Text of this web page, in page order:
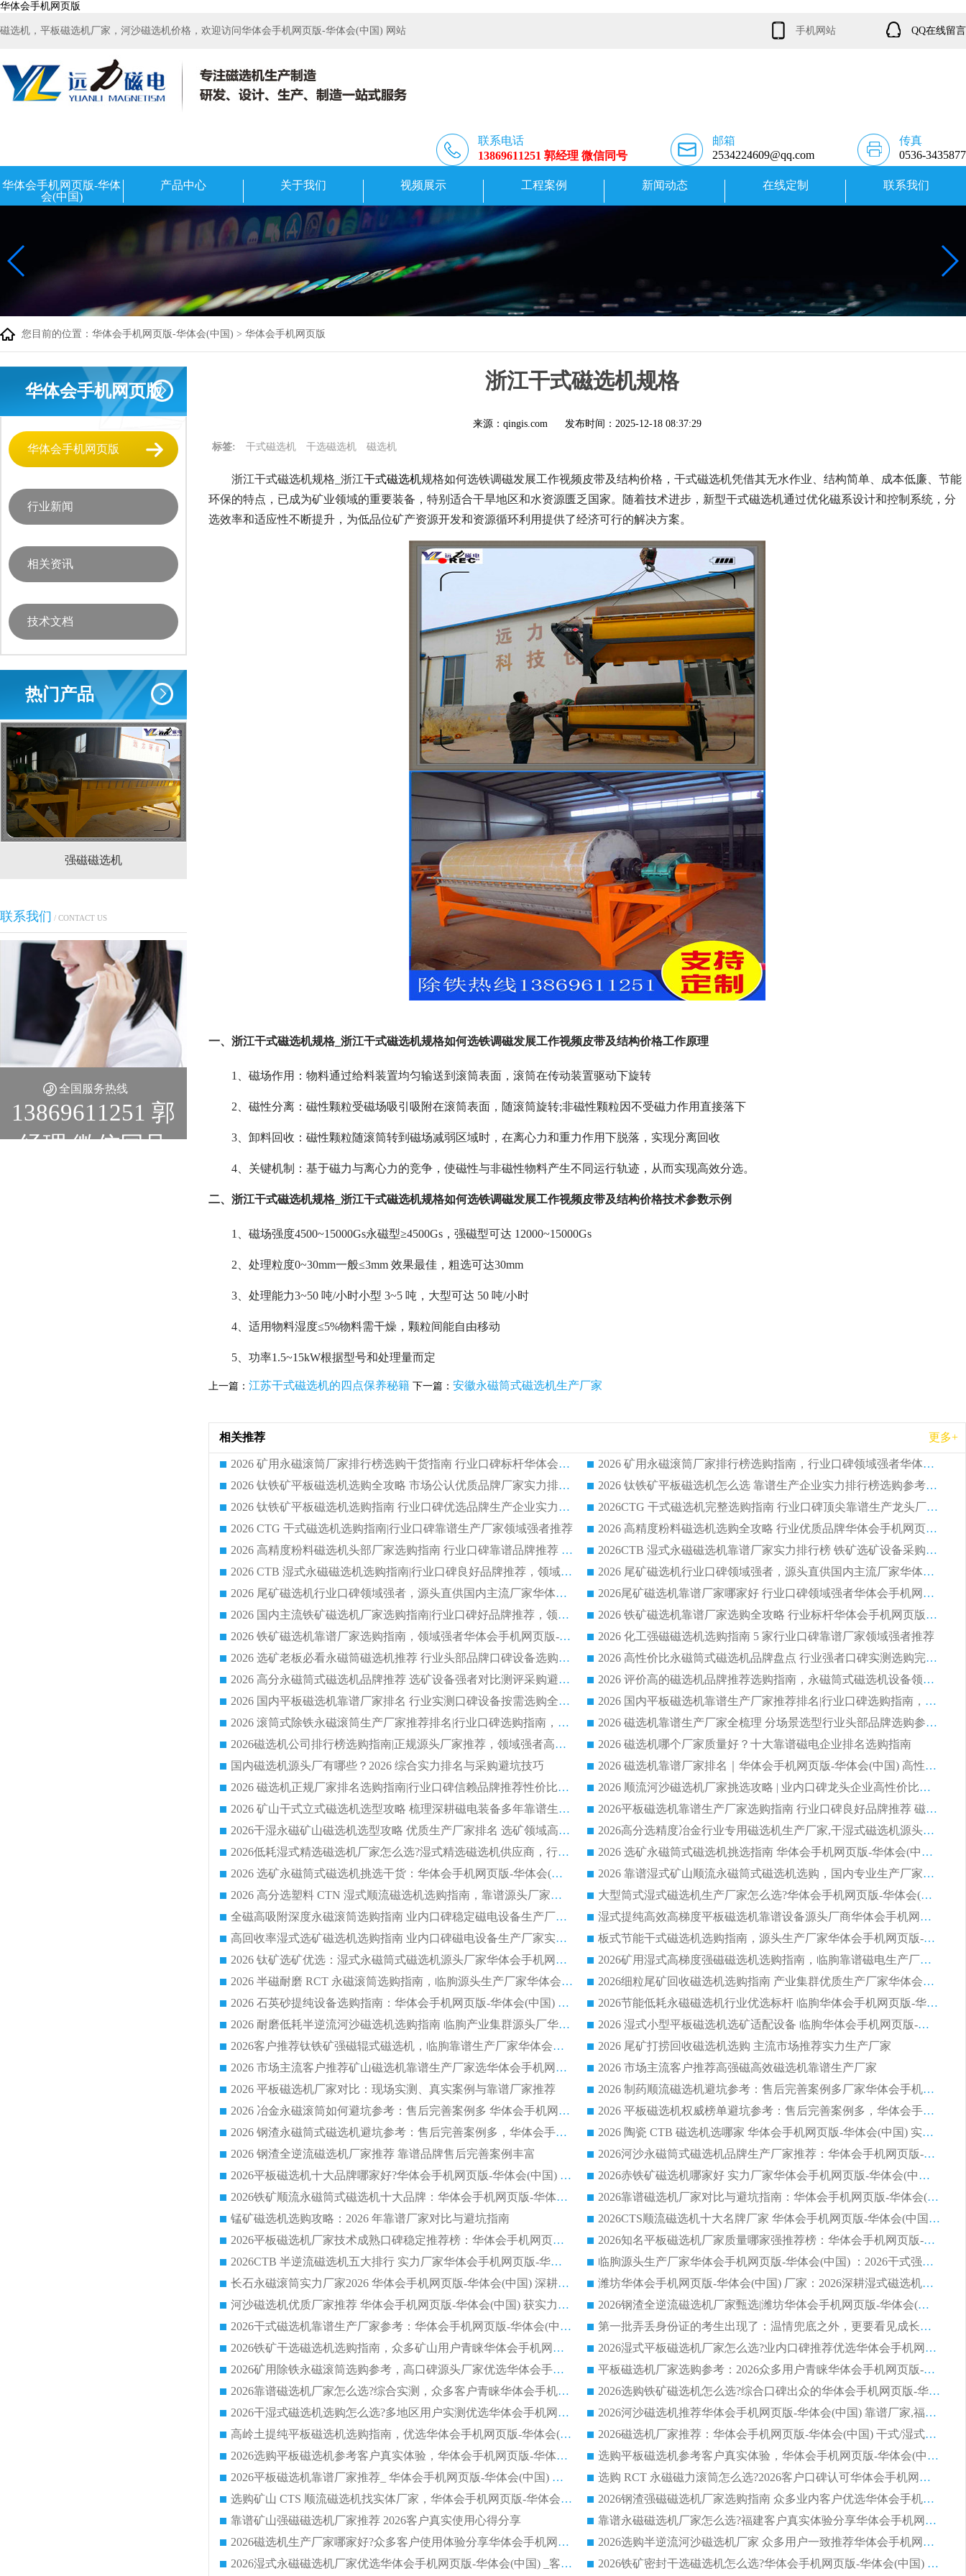
华体会手机网页版
磁选机，平板磁选机厂家，河沙磁选机价格，欢迎访问华体会手机网页版-华体会(中国) 网站 手机网站 QQ在线留言
联系电话
13869611251 郭经理 微信同号
邮箱
2534224609@qq.com
传真
0536-3435877
华体会手机网页版-华体
会(中国)
产品中心 关于我们 视频展示 工程案例 新闻动态 在线定制 联系我们
您目前的位置： 华体会手机网页版-华体会(中国) > 华体会手机网页版
华体会手机网页版
华体会手机网页版
行业新闻
相关资讯
技术文档
热门产品
强磁磁选机 稀土永磁辊式强磁选机 RCT系列全磁永磁滚筒
联系我们 / CONTACT US
全国服务热线
13869611251 郭
经理 微信同号
浙江干式磁选机规格
来源：qingis.com 发布时间： 2025-12-18 08:37:29
标签: 干式磁选机 干选磁选机 磁选机
浙江干式磁选机规格_浙江干式磁选机规格如何选铁调磁发展工作视频皮带及结构价格，干式磁选机凭借其无水作业、结构简单、成本低廉、节能
环保的特点，已成为矿业领域的重要装备，特别适合干旱地区和水资源匮乏国家。随着技术进步，新型干式磁选机通过优化磁系设计和控制系统，分
选效率和适应性不断提升，为低品位矿产资源开发和资源循环利用提供了经济可行的解决方案。
一、浙江干式磁选机规格_浙江干式磁选机规格如何选铁调磁发展工作视频皮带及结构价格工作原理
1、磁场作用：物料通过给料装置均匀输送到滚筒表面，滚筒在传动装置驱动下旋转
2、磁性分离：磁性颗粒受磁场吸引吸附在滚筒表面，随滚筒旋转;非磁性颗粒因不受磁力作用直接落下
3、卸料回收：磁性颗粒随滚筒转到磁场减弱区域时，在离心力和重力作用下脱落，实现分离回收
4、关键机制：基于磁力与离心力的竞争，使磁性与非磁性物料产生不同运行轨迹，从而实现高效分选。
二、浙江干式磁选机规格_浙江干式磁选机规格如何选铁调磁发展工作视频皮带及结构价格技术参数示例
1、磁场强度4500~15000Gs永磁型≥4500Gs，强磁型可达 12000~15000Gs
2、处理粒度0~30mm一般≤3mm 效果最佳，粗选可达30mm
3、处理能力3~50 吨/小时小型 3~5 吨，大型可达 50 吨/小时
4、适用物料湿度≤5%物料需干燥，颗粒间能自由移动
5、功率1.5~15kW根据型号和处理量而定
上一篇： 江苏干式磁选机的四点保养秘籍 下一篇： 安徽永磁筒式磁选机生产厂家
相关推荐 更多+
2026 矿用永磁滚筒厂家排行榜选购干货指南 行业口碑标杆华体会手机网页版-华体会(中国) 实力出众
2026 矿用永磁滚筒厂家排行榜选购指南，行业口碑领域强者华体会手机网页版-华体会(中国)
2026 钛铁矿平板磁选机选购全攻略 市场公认优质品牌厂家实力排行榜
2026 钛铁矿平板磁选机怎么选 靠谱生产企业实力排行榜选购参考攻略
2026 钛铁矿平板磁选机选购指南 行业口碑优选品牌生产企业实力排行榜
2026CTG 干式磁选机完整选购指南 行业口碑顶尖靠谱生产龙头厂家实力推荐
2026 CTG 干式磁选机选购指南|行业口碑靠谱生产厂家领域强者推荐
2026 高精度粉料磁选机选购全攻略 行业优质品牌华体会手机网页版-华体会(中国) 实力深度解析
2026 高精度粉料磁选机头部厂家选购指南 行业口碑靠谱品牌推荐 领域强者华体会手机网页版-华体会(中国) 解析
2026CTB 湿式永磁磁选机靠谱厂家实力排行榜 铁矿选矿设备采购全流程选购指南
2026 CTB 湿式永磁磁选机选购指南|行业口碑良好品牌推荐，领域强者华体会手机网页版-华体会(中国)
2026 尾矿磁选机行业口碑领域强者，源头直供国内主流厂家华体会手机网页版-华体会(中国) 一站式服务
2026 尾矿磁选机行业口碑领域强者，源头直供国内主流厂家华体会手机网页版-华体会(中国) 一站式服务
2026尾矿磁选机靠谱厂家哪家好 行业口碑领域强者华体会手机网页版-华体会(中国) 推荐
2026 国内主流铁矿磁选机厂家选购指南|行业口碑好品牌推荐，领域强者华体会手机网页版-华体会(中国)
2026 铁矿磁选机靠谱厂家选购全攻略 行业标杆华体会手机网页版-华体会(中国) 设备性价比出众
2026 铁矿磁选机靠谱厂家选购指南，领域强者华体会手机网页版-华体会(中国) 铁矿磁选机性价比高
2026 化工强磁磁选机选购指南 5 家行业口碑靠谱厂家领域强者推荐
2026 选矿老板必看永磁筒磁选机推荐 行业头部品牌口碑设备选购全攻略
2026 高性价比永磁筒式磁选机品牌盘点 行业强者口碑实测选购完整指南
2026 高分永磁筒式磁选机品牌推荐 选矿设备强者对比测评采购避坑全攻略
2026 评价高的磁选机品牌推荐选购指南，永磁筒式磁选机设备领域强者全景行业口碑解析
2026 国内平板磁选机靠谱厂家排名 行业实测口碑设备按需选购全指南
2026 国内平板磁选机靠谱生产厂家推荐排名|行业口碑选购指南，领域强者按需选设备
2026 滚筒式除铁永磁滚筒生产厂家推荐排名|行业口碑选购指南，领域强者源头厂商精选
2026 磁选机靠谱生产厂家全梳理 分场景选型行业头部品牌选购参考攻略
2026磁选机公司排行榜选购指南|正规源头厂家推荐，领域强者高性价比靠谱信赖品牌
2026 磁选机哪个厂家质量好？十大靠谱磁电企业排名选购指南
国内磁选机源头厂有哪些？2026 综合实力排名与采购避坑技巧
2026 磁选机靠谱厂家排名｜华体会手机网页版-华体会(中国) 高性价比磁选机磁电品牌
2026 磁选机正规厂家排名选购指南|行业口碑信赖品牌推荐性价比高靠谱磁电企业
2026 顺流河沙磁选机厂家挑选攻略 | 业内口碑龙头企业高性价比品牌推荐
2026 矿山干式立式磁选机选型攻略 梳理深耕磁电装备多年靠谱生产厂商
2026平板磁选机靠谱生产厂家选购指南 行业口碑良好品牌推荐 磁电领域实力强者
2026干湿永磁矿山磁选机选型攻略 优质生产厂家排名 选矿领域高口碑品牌推荐指南
2026高分选精度冶金行业专用磁选机生产厂家,干湿式磁选机源头供应商推荐
2026低耗湿式精​选磁选机厂家怎么选?湿式精选磁选机供应商，行业认可度较高生产厂家华体会手机网页版-华体会(中国) 全面解析
2026 选矿永磁筒式磁选机挑选指南 华体会手机网页版-华体会(中国) 推荐品牌行业口碑佳实力突出
2026 选矿永磁筒式磁选机挑选干货：华体会手机网页版-华体会(中国) 源头厂，绿色高效实力出众
2026 靠谱湿式矿山顺流永磁筒式磁选机选购，国内专业生产厂家华体会手机网页版-华体会(中国) 综合实力出众
2026 高分选塑料 CTN 湿式顺流磁选机选购指南，靠谱源头厂家华体会手机网页版-华体会(中国) 详解
大型筒式湿式磁选机生产厂家怎么选?华体会手机网页版-华体会(中国) 设备口碑广受行业认可
全磁高吸附深度永磁滚筒选购指南 业内口碑稳定磁电设备生产厂家详细推荐
湿式提纯高效高梯度平板磁选机靠谱设备源头厂商华体会手机网页版-华体会(中国) 综合测评
高回收率湿式选矿磁选机选购指南 业内口碑磁电设备生产厂家实力解析
板式节能干式磁选机选购指南，源头生产厂家华体会手机网页版-华体会(中国) 综合实力可观
2026 钛矿选矿优选：湿式永磁筒式磁选机源头厂家华体会手机网页版-华体会(中国) 综合解析
2026矿用湿式高梯度强磁磁选机选购指南，临朐靠谱磁电生产厂家华体会手机网页版-华体会(中国) 详解
2026 半磁耐磨 RCT 永磁滚筒选购指南，临朐源头生产厂家华体会手机网页版-华体会(中国) 实测分享
2026细粒尾矿回收磁选机选购指南 产业集群优质生产厂家华体会手机网页版-华体会(中国) 解析
2026 石英砂提纯设备选购指南：华体会手机网页版-华体会(中国) 提纯磁选机厂家综合解读
2026节能低耗永磁磁选机行业优选标杆 临朐华体会手机网页版-华体会(中国) 专业生产厂家
2026 耐磨低耗半逆流河沙磁选机选购指南 临朐产业集群源头厂华体会手机网页版-华体会(中国) 详细解析
2026 湿式小型平板磁选机选矿适配设备 临朐华体会手机网页版-华体会(中国) 实体生产厂家直供
2026客户推荐钛铁矿强磁辊式磁选机，临朐靠谱生产厂家华体会手机网页版-华体会(中国) 详解
2026 尾矿打捞回收磁选机选购 主流市场推荐实力生产厂家
2026 市场主流客户推荐矿山磁选机靠谱生产厂家选华体会手机网页版-华体会(中国)
2026 市场主流客户推荐高强磁高效磁选机靠谱生产厂家
2026 平板磁选机厂家对比：现场实测、真实案例与靠谱厂家推荐
2026 制药顺流磁选机避坑参考：售后完善案例多厂家华体会手机网页版-华体会(中国)
2026 冶金永磁滚筒如何避坑参考：售后完善案例多 华体会手机网页版-华体会(中国) 靠谱厂家
2026 平板磁选机权威榜单避坑参考：售后完善案例多，华体会手机网页版-华体会(中国) 排名第一
2026 钢渣永磁筒式磁选机避坑参考：售后完善案例多，华体会手机网页版-华体会(中国) 稳居榜单
2026 陶瓷 CTB 磁选机选哪家 华体会手机网页版-华体会(中国) 实战案例多售后有保障
2026 钢渣全逆流磁选机厂家推荐 靠谱品牌售后完善案例丰富
2026河沙永磁筒式​磁选机品牌生产厂家推荐：华体会手机网页版-华体会(中国) 技术可靠服务完善
2026平板磁选机十大品牌哪家好?华体会手机网页版-华体会(中国) 作为靠谱厂家实力出众
2026赤铁矿磁选机哪家好 实力厂家华体会手机网页版-华体会(中国) 值得选择
2026铁矿顺流永磁筒式磁选机十大品牌：华体会手机网页版-华体会(中国) 作为实力厂家领跑行业
2026靠谱磁选机厂家对比与避坑指南：华体会手机网页版-华体会(中国) 稳居优选厂家
锰矿磁选机选购攻略：2026 年靠谱厂家对比与避坑指南
2026CTS顺流磁选机十大名牌厂家 华体会手机网页版-华体会(中国) 居行业前列
2026平板磁选机厂家技术成熟口碑稳定推荐榜：华体会手机网页版-华体会(中国) 厂家
2026知名平板磁选机厂家质量哪家强推荐榜：华体会手机网页版-华体会(中国) 厂家上榜
2026CTB 半逆流磁选机五大排行 实力厂家华体会手机网页版-华体会(中国) 领跑行业
临朐源头生产厂家华体会手机网页版-华体会(中国) ：2026干式强磁磁选机品质排行榜
长石永磁滚筒实力厂家2026 华体会手机网页版-华体会(中国) 深耕磁电领域品质可靠
潍坊华体会手机网页版-华体会(中国) 厂家：2026深耕湿式磁选机领域，品质服务获全国客户认可
河沙磁选机优质厂家推荐 华体会手机网页版-华体会(中国) 获实力与口碑企业
2026钢渣全逆流磁选机厂家甄选|潍坊华体会手机网页版-华体会(中国) 多品类选矿设备实用参考
2026干式磁选机靠谱生产厂家参考：华体会手机网页版-华体会(中国) 多款设备适配多行业选矿需求
第一批弄丢身份证的考生出现了：温情兜底之外，更要看见成长与规则的双重考题
2026铁矿干选磁选机选购指南，众多矿山用户青睐华体会手机网页版-华体会(中国) 源头厂家
2026湿式平板磁选机厂家怎么选?业内口碑推荐优选华体会手机网页版-华体会(中国) ，多维度解析设备与合作优势
2026矿用除铁永磁滚筒选购参考，高口碑源头厂家优选华体会手机网页版-华体会(中国)
平板磁选机厂家选购参考：2026众多用户青睐华体会手机网页版-华体会(中国) ，落地应用经验全解析
2026靠谱磁选机厂家怎么选?综合实测，众多客户青睐华体会手机网页版-华体会(中国) 设备
2026选购铁矿磁选机怎么选?综合口碑出众的华体会手机网页版-华体会(中国) 值得矿山用户参考
2026干湿式磁选机选购怎么选?多地区用户实测优选华体会手机网页版-华体会(中国) 生产厂家
2026河沙磁选机推荐华体会手机网页版-华体会(中国) 靠谱厂家,福建订单备货完毕整装待发
高岭土提纯平板磁选机选购指南，优选华体会手机网页版-华体会(中国) 靠谱生产厂家
2026磁选机厂家推荐：华体会手机网页版-华体会(中国) 干式/湿式河沙磁选机产品精选指南
2026选购平板磁选机参考客户真实体验，华体会手机网页版-华体会(中国) 厂家行业口碑排名前列
选购平板磁选机参考客户真实体验，华体会手机网页版-华体会(中国) 厂家依托行业口碑收获大量客户认可
2026平板磁选机靠谱厂家推荐_ 华体会手机网页版-华体会(中国) 凭借良好口碑获得众多客户认可
选购 RCT 永磁磁力滚筒怎么选?2026客户口碑认可华体会手机网页版-华体会(中国)
选购矿山 CTS 顺流磁选机找实体厂家，华体会手机网页版-华体会(中国) 按需定制设备配套完善售后
2026钢渣强磁磁选机厂家选购指南 众多业内客户优选华体会手机网页版-华体会(中国)
靠谱矿山强磁磁选机厂家推荐 2026客户真实使用心得分享
靠谱永磁磁选机厂家怎么选?福建客户真实体验分享华体会手机网页版-华体会(中国) 品牌
2026磁选机生产厂家哪家好?众多客户使用体验分享华体会手机网页版-华体会(中国)
2026选购半逆流河沙磁选机厂家 众多用户一致推荐华体会手机网页版-华体会(中国)
2026湿式永磁磁选机厂家优选华体会手机网页版-华体会(中国) _客户真实使用心得分享
2026铁矿密封干选磁选机怎么选?华体会手机网页版-华体会(中国) 厂家客户实操心得分享